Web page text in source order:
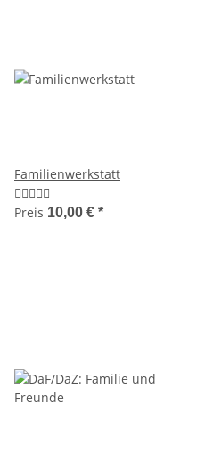
Familienwerkstatt
Preis 10,00 € *